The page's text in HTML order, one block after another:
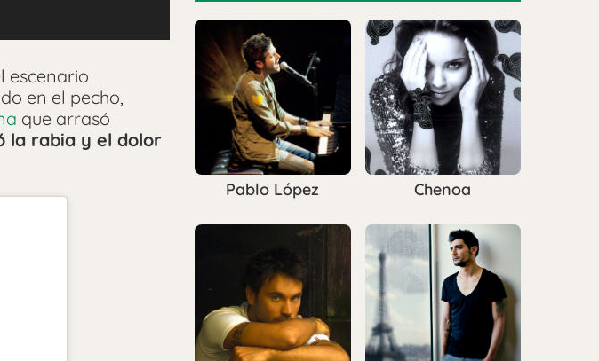
escenario
en el pecho,
que arrasó
la rabia y el dolor
Pablo López Chenoa